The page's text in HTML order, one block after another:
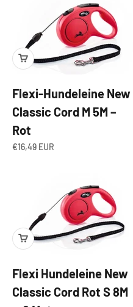
Flexi-Hundeleine New
Classic Cord M 5M –
Rot
Angebot
€16,49 EUR
Flexi Hundeleine New
Classic Cord Rot S 8M